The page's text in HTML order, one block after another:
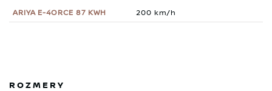
200 km/h
ROZMERY